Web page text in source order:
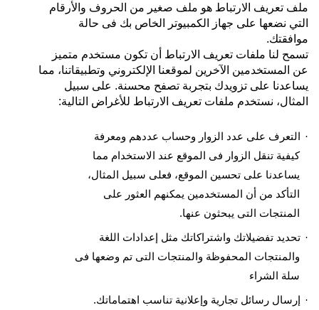
ملف تعريف الارتباط هو ملف صغير من الحروف والأرقام
التي نضعها على جهاز الكمبيوتر الخاص بك فى حالة
موافقتك.
تسمح لنا ملفات تعريف الارتباط أن تكون مستخدم متميز
عن المستخدمين الآخرين لموقعنا الإلكتروني وتطبيقاتنا، مما
يساعدنا على تزويدك بتجربة تصفح محسنة. على سبيل
المثال، نستخدم ملفات تعريف الارتباط للأغراض التالية:
· التعرف على عدد الزوار وحساب عددهم ومعرفة
كيفية تنقل الزوار فى الموقع عند الاستخدام مما
يساعدنا على تحسين الموقع، فعلى سبيل المثال،
التأكد من أن المستخدمين يمكنهم العثور على
المنتجات التى يبحثون عنها.
· تحديد تفضيلاتك واشتراكاتك مثل إعدادات اللغة
والمنتجات المحفوظة والمنتجات التى تم وضعها فى
سلة الشراء
· إرسال رسائل تجارية وإعلانية تناسب اهتماماتك.